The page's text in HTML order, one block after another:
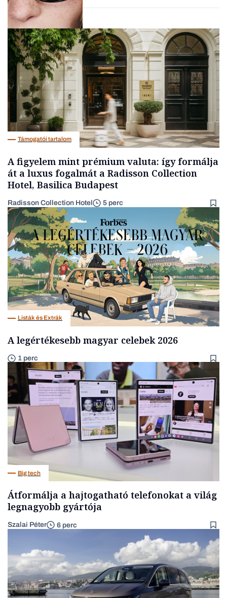
AI
Támogatói tartalom
A figyelem mint prémium valuta: így formálja
át a luxus fogalmát a Radisson Collection
Hotel, Basilica Budapest
Radisson Collection Hotel 5 perc
Listák és Extrák
A legértékesebb magyar celebek 2026
1 perc
Big tech
Átformálja a hajtogatható telefonokat a világ
legnagyobb gyártója
Szalai Péter 6 perc